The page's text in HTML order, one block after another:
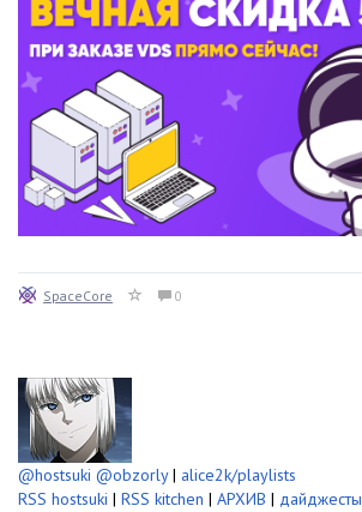
SpaceCore 0
@hostsuki @obzorly| alice2k/playlists
RSS hostsuki | RSS kitchen | АРХИВ | дайджесты